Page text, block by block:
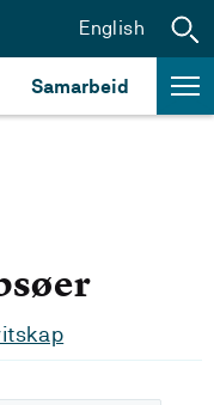
Samarbeid
English